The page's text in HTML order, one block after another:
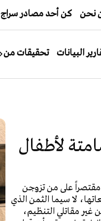
نحن كن أحد مصادر سراج
البيانات تحقيقات من
لأطفال
على من تزوجن
لا سيما الثمن الذي
مقاتلي التنظيم،